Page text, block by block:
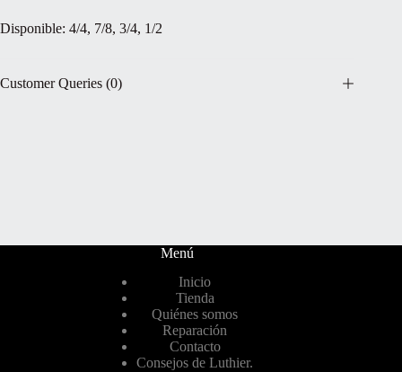
Disponible: 4/4, 7/8, 3/4, 1/2
Customer Queries (0)
Menú
Inicio
Tienda
Quiénes somos
Reparación
Contacto
Consejos de Luthier.